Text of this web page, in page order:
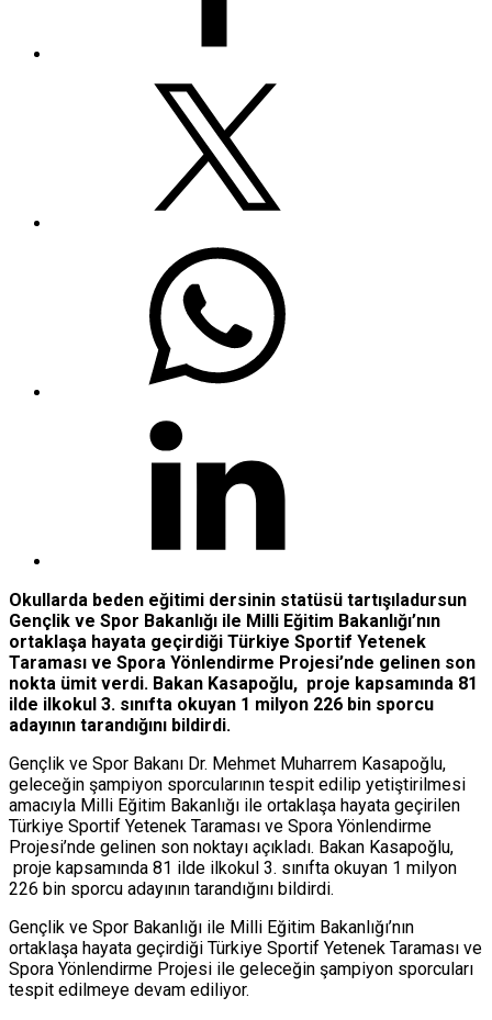
Okullarda beden eğitimi dersinin statüsü tartışıladursun
Gençlik ve Spor Bakanlığı ile Milli Eğitim Bakanlığı’nın
ortaklaşa hayata geçirdiği Türkiye Sportif Yetenek
Taraması ve Spora Yönlendirme Projesi’nde gelinen son
nokta ümit verdi. Bakan Kasapoğlu, proje kapsamında 81
ilde ilkokul 3. sınıfta okuyan 1 milyon 226 bin sporcu
adayının tarandığını bildirdi.
Gençlik ve Spor Bakanı Dr. Mehmet Muharrem Kasapoğlu,
geleceğin şampiyon sporcularının tespit edilip yetiştirilmesi
amacıyla Milli Eğitim Bakanlığı ile ortaklaşa hayata geçirilen
Türkiye Sportif Yetenek Taraması ve Spora Yönlendirme
Projesi’nde gelinen son noktayı açıkladı. Bakan Kasapoğlu,
proje kapsamında 81 ilde ilkokul 3. sınıfta okuyan 1 milyon
226 bin sporcu adayının tarandığını bildirdi.
Gençlik ve Spor Bakanlığı ile Milli Eğitim Bakanlığı’nın
ortaklaşa hayata geçirdiği Türkiye Sportif Yetenek Taraması ve
Spora Yönlendirme Projesi ile geleceğin şampiyon sporcuları
tespit edilmeye devam ediliyor.